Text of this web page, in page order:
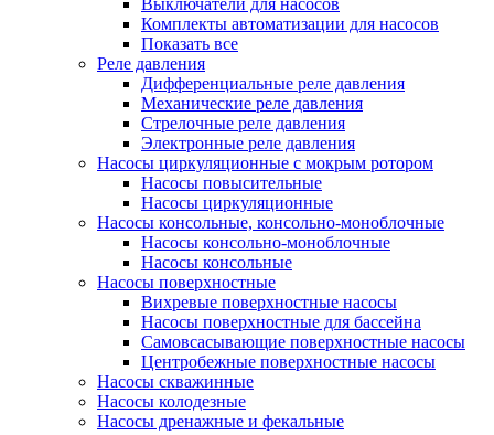
Выключатели для насосов
Комплекты автоматизации для насосов
Показать все
Реле давления
Дифференциальные реле давления
Механические реле давления
Стрелочные реле давления
Электронные реле давления
Насосы циркуляционные с мокрым ротором
Насосы повысительные
Насосы циркуляционные
Насосы консольные, консольно-моноблочные
Насосы консольно-моноблочные
Насосы консольные
Насосы поверхностные
Вихревые поверхностные насосы
Насосы поверхностные для бассейна
Самовсасывающие поверхностные насосы
Центробежные поверхностные насосы
Насосы скважинные
Насосы колодезные
Насосы дренажные и фекальные